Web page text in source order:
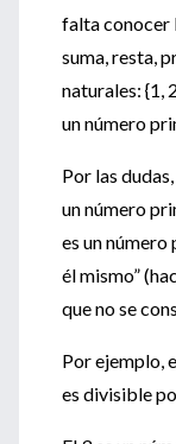
falta conocer
suma, resta,
naturales: {1,
un número
Por las
un número
es un
él mismo”
que no se
Por ejemplo,
es divisible